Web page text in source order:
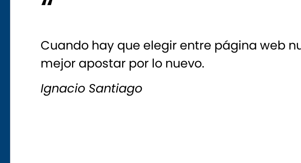
Cuando hay que elegir entre página web
mejor apostar por lo nuevo.
Ignacio Santiago